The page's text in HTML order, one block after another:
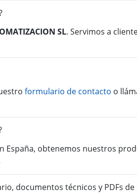
SL. Servimos a
formulario de contacto o
España, obtenemos nuestros
documentos técnicos y PDFs de